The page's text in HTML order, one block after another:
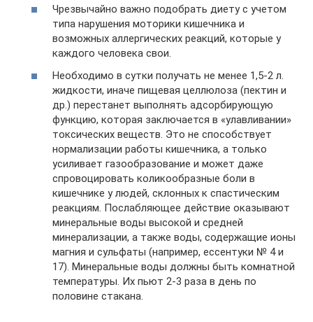
Чрезвычайно важно подобрать диету с учетом
типа нарушения моторики кишечника и
возможных аллергических реакций, которые у
каждого человека свои.
Необходимо в сутки получать не менее 1,5-2 л.
жидкости, иначе пищевая целлюлоза (пектин и
др.) перестанет выполнять адсорбирующую
функцию, которая заключается в «улавливании»
токсических веществ. Это не способствует
нормализации работы кишечника, а только
усиливает газообразование и может даже
спровоцировать коликообразные боли в
кишечнике у людей, склонных к спастическим
реакциям. Послабляющее действие оказывают
минеральные воды высокой и средней
минерализации, а также воды, содержащие ионы
магния и сульфаты (например, ессентуки № 4 и
17). Минеральные воды должны быть комнатной
температуры. Их пьют 2-3 раза в день по
половине стакана.